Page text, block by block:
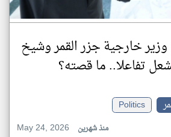
وزير خارجية جزر القمر وشيخ
تفاعلا.. ما قصته؟
Politics
May 24, 2026
منذ شهرين